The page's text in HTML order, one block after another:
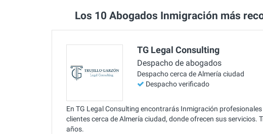
Los 10 Abogados Inmigración más
TG Legal Consulting
Despacho de abogados
Despacho cerca de Almería ciudad
Despacho verificado
En TG Legal Consulting encontrarás Inmigración
clientes cerca de Almería ciudad, donde ofrecen sus servicios.
años.